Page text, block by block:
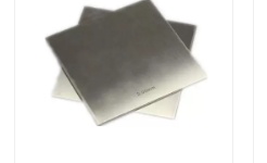
Inconel 625 Malzeme
Incoloy 800 Malzemesi